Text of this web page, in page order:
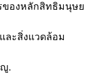
ของหลักสิทธิมนุษย
ละสิ่งแวดล้อม
.